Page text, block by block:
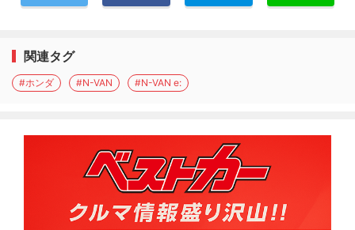
関連タグ
#ホンダ #N-VAN #N-VAN e: